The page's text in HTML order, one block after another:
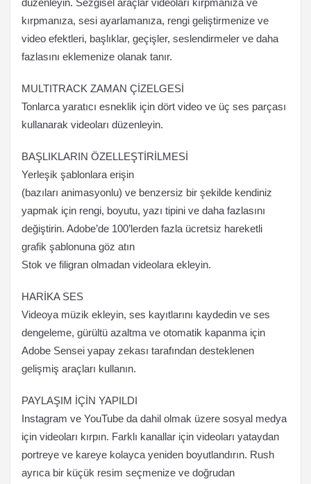
düzenleyin. Sezgisel araçlar videoları kırpmanıza ve
kırpmanıza, sesi ayarlamanıza, rengi geliştirmenize ve
video efektleri, başlıklar, geçişler, seslendirmeler ve daha
fazlasını eklemenize olanak tanır.
MULTITRACK ZAMAN ÇİZELGESİ
Tonlarca yaratıcı esneklik için dört video ve üç ses parçası
kullanarak videoları düzenleyin.
BAŞLIKLARIN ÖZELLEŞTİRİLMESİ
Yerleşik şablonlara erişin
(bazıları animasyonlu) ve benzersiz bir şekilde kendiniz
yapmak için rengi, boyutu, yazı tipini ve daha fazlasını
değiştirin. Adobe’de 100’lerden fazla ücretsiz hareketli
grafik şablonuna göz atın
Stok ve filigran olmadan videolara ekleyin.
HARİKA SES
Videoya müzik ekleyin, ses kayıtlarını kaydedin ve ses
dengeleme, gürültü azaltma ve otomatik kapanma için
Adobe Sensei yapay zekası tarafından desteklenen
gelişmiş araçları kullanın.
PAYLAŞIM İÇİN YAPILDI
Instagram ve YouTube da dahil olmak üzere sosyal medya
için videoları kırpın. Farklı kanallar için videoları yataydan
portreye ve kareye kolayca yeniden boyutlandırın. Rush
ayrıca bir küçük resim seçmenize ve doğrudan